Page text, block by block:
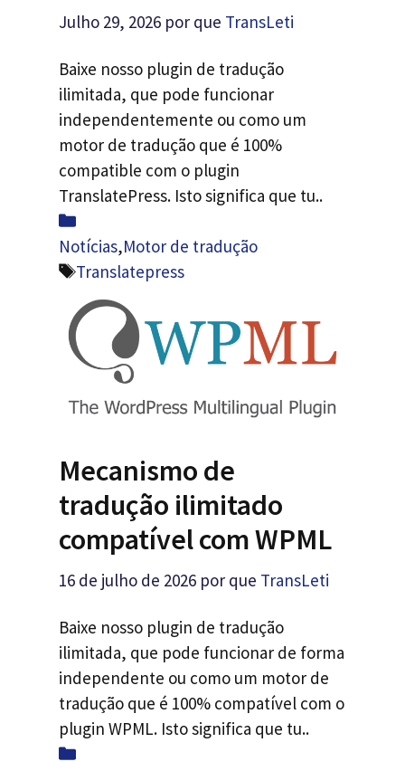
Julho 29, 2026 por que TransLeti
Baixe nosso plugin de tradução
ilimitada, que pode funcionar
independentemente ou como um
motor de tradução que é 100%
compatible com o plugin
TranslatePress. Isto significa que tu..
Categorias
Notícias,Motor de tradução
Etiquetas
Translatepress
Mecanismo de
tradução ilimitado
compatível com WPML
16 de julho de 2026 por que TransLeti
Baixe nosso plugin de tradução
ilimitada, que pode funcionar de forma
independente ou como um motor de
tradução que é 100% compatível com o
plugin WPML. Isto significa que tu..
Categorias